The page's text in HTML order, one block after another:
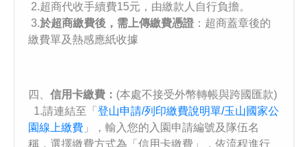
2.超商代收手續費15元，由繳款人自行負擔。
3.於超商繳費後，需上傳繳費憑證 ：超商蓋章後的
繳費單及熱感應紙收據
四、 信用卡繳費： (本處不接受外幣轉帳與跨國匯款)
1.請連結至「 登山申請/列印繳費說明單/玉山國家公
園線上繳費 」，輸入您的入園申請編號及隊伍名
稱，選擇繳費方式為「信用卡繳費」，依流程進行